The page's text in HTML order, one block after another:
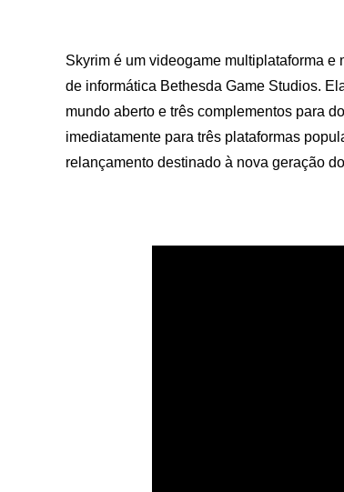
Skyrim é um videogame multiplataforma
de informática Bethesda Game Studios.
mundo aberto e três complementos para
imediatamente para três plataformas
relançamento destinado à nova geração